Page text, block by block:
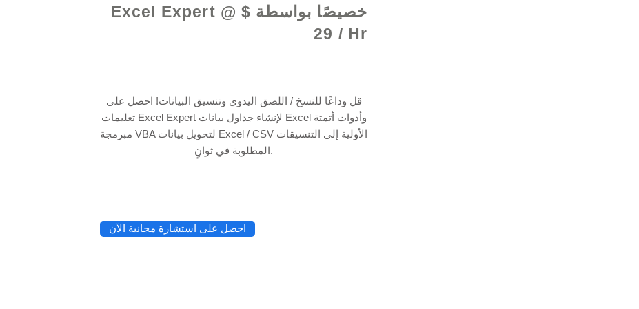
خصيصًا بواسطة Excel Expert @ $
29 / Hr
قل وداعًا للنسخ / اللصق اليدوي وتنسيق البيانات! احصل على
تعليمات Excel Expert لإنشاء جداول بيانات Excel وأدوات أتمتة
مبرمجة VBA لتحويل بيانات Excel / CSV الأولية إلى التنسيقات
المطلوبة في ثوانٍ.
احصل على استشارة مجانية الآن